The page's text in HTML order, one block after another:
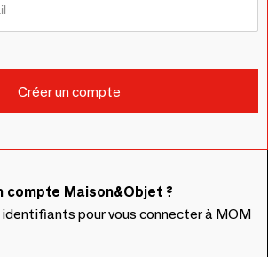
compte Maison&Objet ?
pour vous connecter à MOM